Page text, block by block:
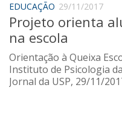
EDUCAÇÃO 29/11/2017
Projeto orienta
na escola
Orientação à Queixa
Instituto de Psicologia
Jornal da USP, 29/11/